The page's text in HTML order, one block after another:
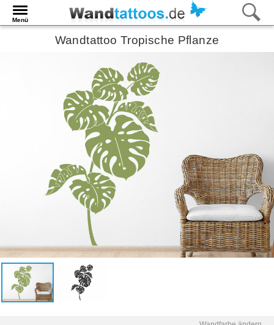
Menü
Wandtattoo Tropische Pflanze